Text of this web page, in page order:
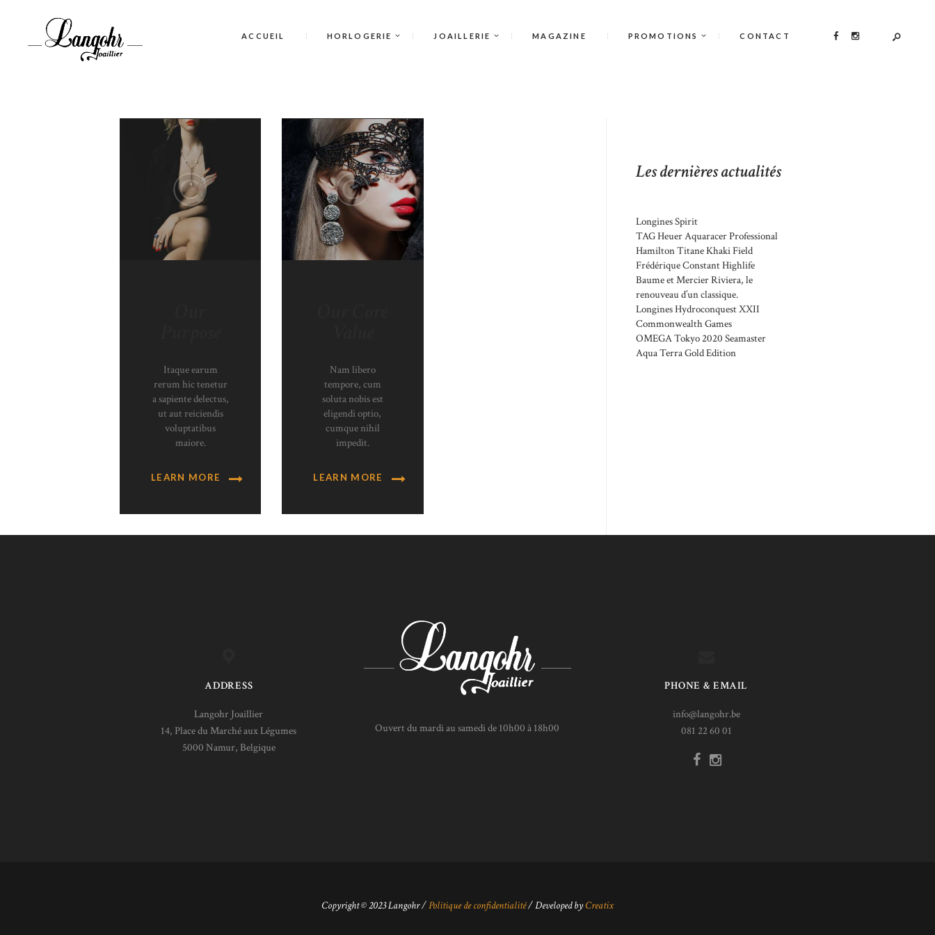
ACCUEIL HORLOGERIE JOAILLERIE MAGAZINE PROMOTIONS CONTACT
Itaque earum
rerum hic tenetur
a sapiente delectus,
ut aut reiciendis
voluptatibus
maiore.
LEARN MORE
Nam libero
tempore, cum
soluta nobis est
eligendi optio,
cumque nihil
impedit.
LEARN MORE
Les dernières actualités
Longines Spirit
TAG Heuer Aquaracer Professional
Hamilton Titane Khaki Field
Frédérique Constant Highlife
Baume et Mercier Riviera, le
renouveau d’un classique.
Longines Hydroconquest XXII
Commonwealth Games
OMEGA Tokyo 2020 Seamaster
Aqua Terra Gold Edition
ADDRESS
Langohr Joaillier
14, Place du Marché aux Légumes
5000 Namur, Belgique
Ouvert du mardi au samedi de 10h00 à 18h00
PHONE & EMAIL
info@langohr.be
081 22 60 01
Copyright © 2023Langohr/Politique de confidentialité/ Developed byCreatix